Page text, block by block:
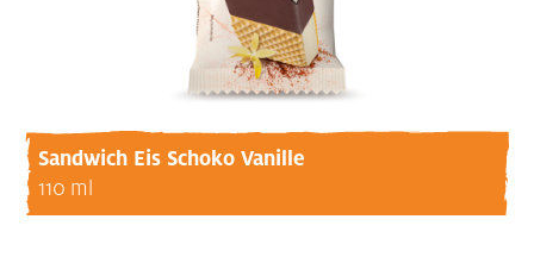
Sandwich Eis Schoko Vanille
110 ml